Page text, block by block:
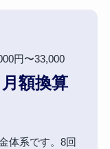
円〜33,000
月額換算
体系です。8回